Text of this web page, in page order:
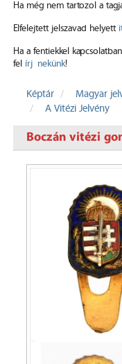
Ha még nem tartozol a
Elfelejtett jelszavad helyett
Ha a fentiekkel
fel írj nekünk!
Képtár Magyar
A Vitézi Jelvény
Boczán vitézi